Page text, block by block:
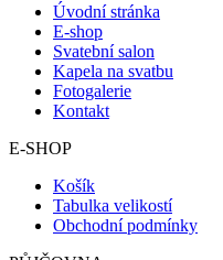
Úvodní stránka
E-shop
Svatební salon
Kapela na svatbu
Fotogalerie
Kontakt
E-SHOP
Košík
Tabulka velikostí
Obchodní podmínky